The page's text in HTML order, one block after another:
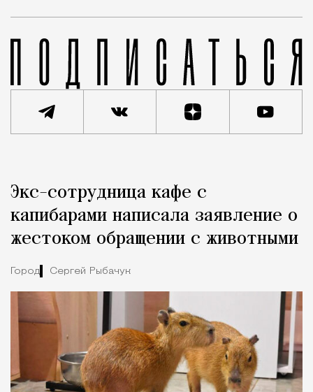
Город
Экс-сотрудница кафе с
капибарами написала заявление о
жестоком обращении с животными
Город Сергей Рыбачук